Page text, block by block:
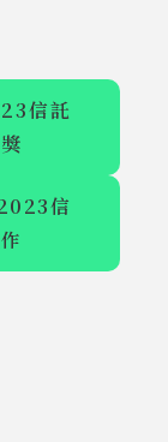
信託
信
承者